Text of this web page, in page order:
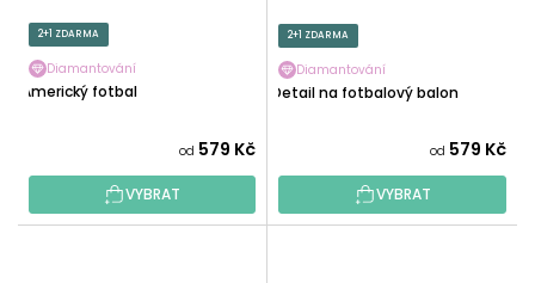
T
ŮU
K
T
2+1 ZDARMA
Diamantování
Americký fotbal
od 579 Kč
VYBRAT
2+1 ZDARMA
Diamantování
Detail na fotbalový balon
od 579 Kč
VYBRAT